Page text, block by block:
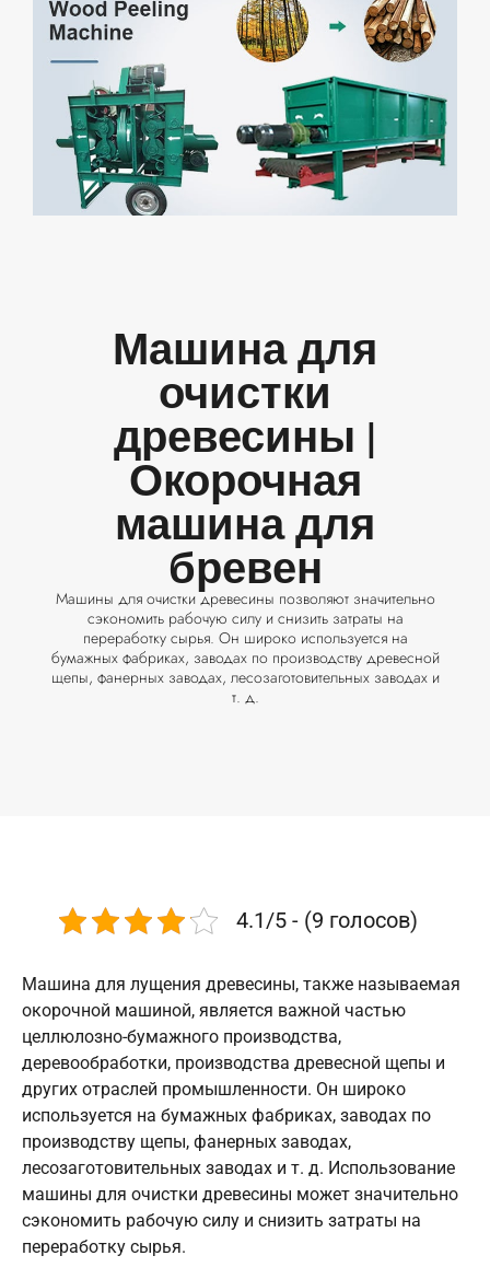
Машина для
очистки
древесины |
Окорочная
машина для
бревен
Машины для очистки древесины позволяют значительно
сэкономить рабочую силу и снизить затраты на
переработку сырья. Он широко используется на
бумажных фабриках, заводах по производству древесной
щепы, фанерных заводах, лесозаготовительных заводах и
т. д.
4.1/5 - (9 голосов)
Машина для лущения древесины, также называемая
окорочной машиной, является важной частью
целлюлозно-бумажного производства,
деревообработки, производства древесной щепы и
других отраслей промышленности. Он широко
используется на бумажных фабриках, заводах по
производству щепы, фанерных заводах,
лесозаготовительных заводах и т. д. Использование
машины для очистки древесины может значительно
сэкономить рабочую силу и снизить затраты на
переработку сырья.